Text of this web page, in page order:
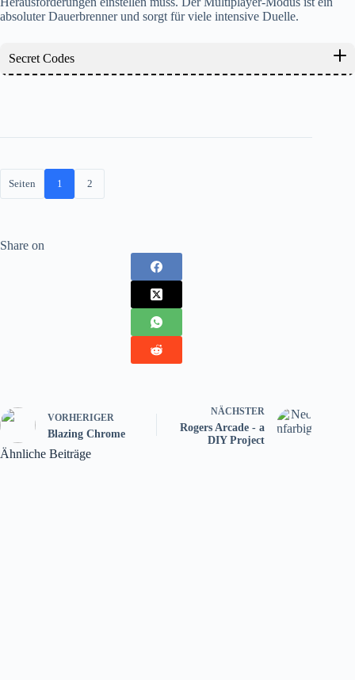
absoluter Dauerbrenner und sorgt für viele intensive Duelle.
Secret Codes
Seiten 1 2
Share on
VORHERIGER
Blazing Chrome
NÄCHSTER
Rogers Arcade - a
DIY Project
Ähnliche Beiträge